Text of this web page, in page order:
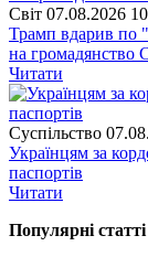
Свiт 07.08.2026
Трамп вдарив по
на
Читати
Суспiльство
Українцям за
паспортів
Читати
Популярнi статтi